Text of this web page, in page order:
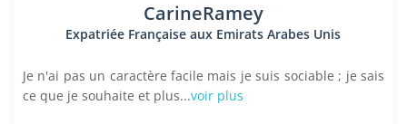
CarineRamey
Expatriée Française aux Emirats Arabes Unis
Je n'ai pas un caractère facile mais je suis sociable ; je sais
ce que je souhaite et plus...voir plus